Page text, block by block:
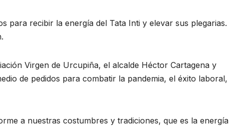
para recibir la energía del Tata Inti y elevar sus plegarias.
Virgen de Urcupiña, el alcalde Héctor Cartagena y
de pedidos para combatir la pandemia, el éxito laboral,
a nuestras costumbres y tradiciones, que es la energía